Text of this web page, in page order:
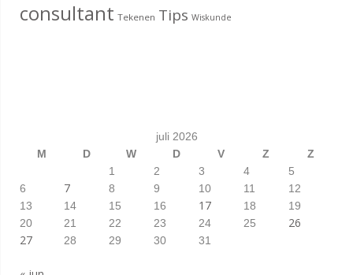
consultant Tekenen Tips Wiskunde
juli 2026
M
D W D V Z
Z
1
2 3 4
5
6
7 8 9 10 11
12
13
14 15 16 17 18
19
20
21 22 23 24 25
26
27
28 29 30 31